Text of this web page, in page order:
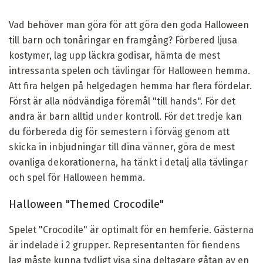
Vad behöver man göra för att göra den goda Halloween
till barn och tonåringar en framgång? Förbered ljusa
kostymer, lag upp läckra godisar, hämta de mest
intressanta spelen och tävlingar för Halloween hemma.
Att fira helgen på helgedagen hemma har flera fördelar.
Först är alla nödvändiga föremål "till hands". För det
andra är barn alltid under kontroll. För det tredje kan
du förbereda dig för semestern i förväg genom att
skicka in inbjudningar till dina vänner, göra de mest
ovanliga dekorationerna, ha tänkt i detalj alla tävlingar
och spel för Halloween hemma.
Halloween "Themed Crocodile"
Spelet "Crocodile" är optimalt för en hemferie. Gästerna
är indelade i 2 grupper. Representanten för fiendens
lag måste kunna tydligt visa sina deltagare gåtan av en